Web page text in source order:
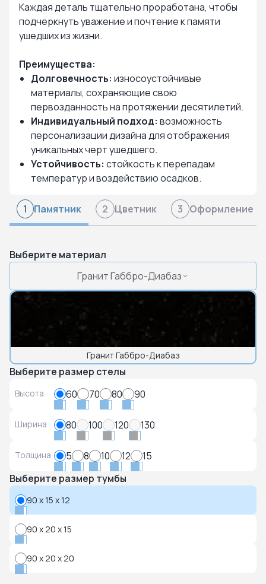
Каждая деталь тщательно проработана, чтобы
подчеркнуть уважение и почтение к памяти
ушедших из жизни.
Преимущества:
Долговечность: износоустойчивые
материалы, сохраняющие свою
первозданность на протяжении десятилетий.
Индивидуальный подход: возможность
персонализации дизайна для отображения
уникальных черт ушедшего.
Устойчивость: стойкость к перепадам
температур и воздействию осадков.
1 Памятник 2 Цветник 3 Оформление
Выберите материал
Гранит Габбро-Диабаз
Гранит Габбро-Диабаз
Выберите размер стелы
Высота 60 70 80 90
Ширина 80 100 120 130
Толщина 5 8 10 12
15
Выберите размер тумбы
90 x 15 x 12
90 x 20 x 15
90 x 20 x 20